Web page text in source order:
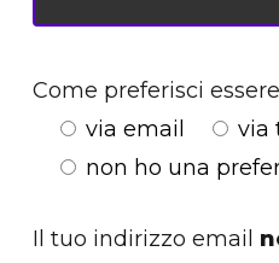
Come preferisci
via email
via
non ho una
Il tuo indirizzo email